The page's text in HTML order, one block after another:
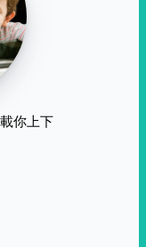
你上下